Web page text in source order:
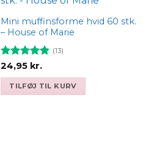
wishlist
Mini muffinsforme hvid 60 stk.
– House of Marie
Vurderet
(13)
24,95 kr.
TILFØJ TIL KURV